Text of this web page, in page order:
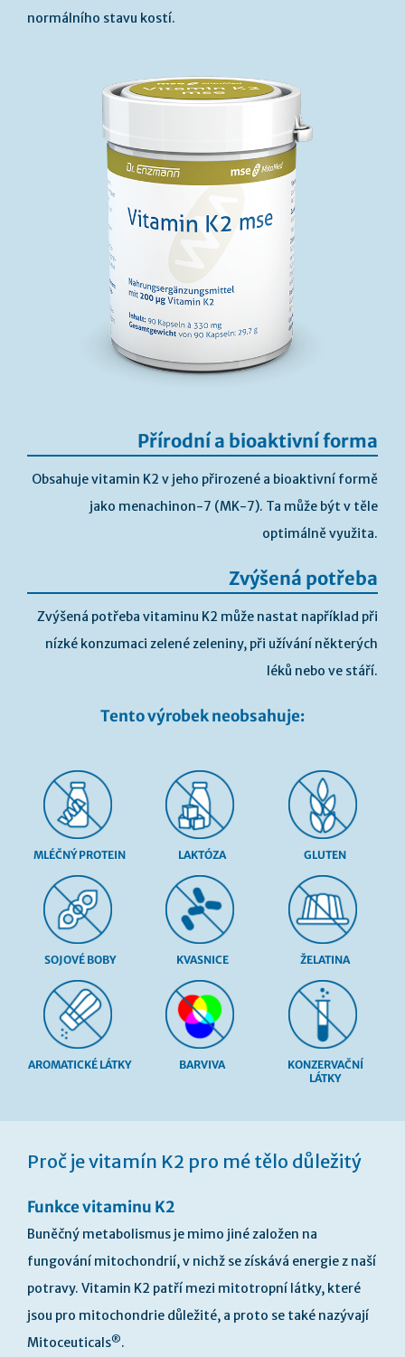
normálního stavu kostí.
Přírodní a bioaktivní forma
Obsahuje vitamin K2 v jeho přirozené a bioaktivní formě
jako menachinon-7 (MK-7). Ta může být v těle
optimálně využita.
Zvýšená potřeba
Zvýšená potřeba vitaminu K2 může nastat například při
nízké konzumaci zelené zeleniny, při užívání některých
léků nebo ve stáří.
Tento výrobek neobsahuje:
MLÉČNÝ PROTEIN LAKTÓZA GLUTEN
SOJOVÉ BOBY KVASNICE ŽELATINA
AROMATICKÉ LÁTKY BARVIVA
KONZERVAČNÍ
LÁTKY
začátekProč je vitamín K2 pro mé tělo důležitý
Funkce vitaminu K2
Buněčný metabolismus je mimo jiné založen na
fungování mitochondrií, v nichž se získává energie z naší
potravy. Vitamin K2 patří mezi mitotropní látky, které
jsou pro mitochondrie důležité, a proto se také nazývají
Mitoceuticals®.